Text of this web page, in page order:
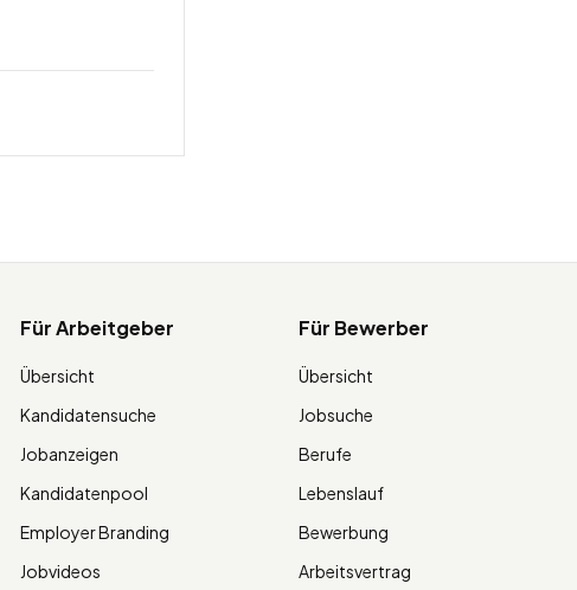
Für Arbeitgeber
Übersicht
Kandidatensuche
Jobanzeigen
Kandidatenpool
Employer Branding
Jobvideos
Für Bewerber
Übersicht
Jobsuche
Berufe
Lebenslauf
Bewerbung
Arbeitsvertrag